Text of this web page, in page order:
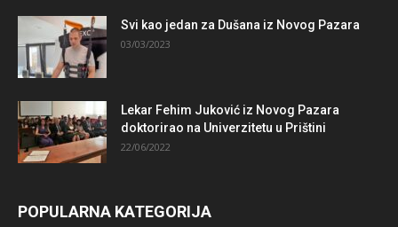
Svi kao jedan za Dušana iz Novog Pazara
03/03/2023
Lekar Fehim Juković iz Novog Pazara
doktorirao na Univerzitetu u Prištini
22/06/2022
POPULARNA KATEGORIJA